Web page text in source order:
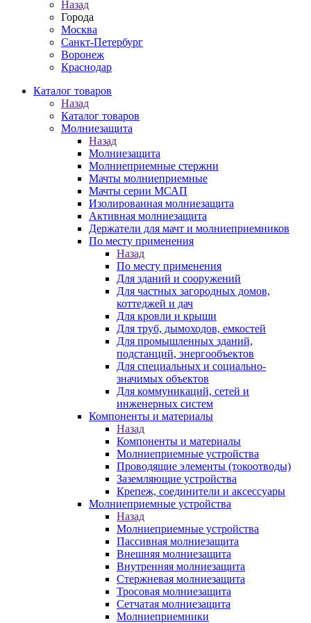
Назад
Города
Москва
Санкт-Петербург
Воронеж
Краснодар
Каталог товаров
Назад
Каталог товаров
Молниезащита
Назад
Молниезащита
Молниеприемные стержни
Мачты молниеприемные
Мачты серии МСАП
Изолированная молниезащита
Активная молниезащита
Держатели для мачт и молниеприемников
По месту применения
Назад
По месту применения
Для зданий и сооружений
Для частных загородных домов,
коттеджей и дач
Для кровли и крыши
Для труб, дымоходов, емкостей
Для промышленных зданий,
подстанций, энергообъектов
Для специальных и социально-
значимых объектов
Для коммуникаций, сетей и
инженерных систем
Компоненты и материалы
Назад
Компоненты и материалы
Молниеприемные устройства
Проводящие элементы (токоотводы)
Заземляющие устройства
Крепеж, соединители и аксессуары
Молниеприемные устройства
Назад
Молниеприемные устройства
Пассивная молниезащита
Внешняя молниезащита
Внутренняя молниезащита
Стержневая молниезащита
Тросовая молниезащита
Сетчатая молниезащита
Молниеприемники